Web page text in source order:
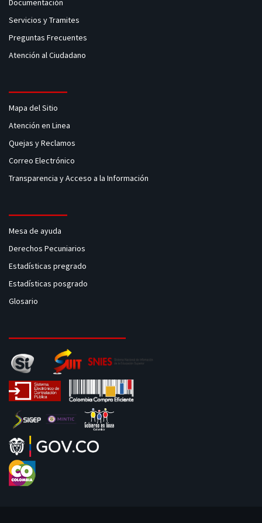
Documentación
Servicios y Tramites
Preguntas Frecuentes
Atención al Ciudadano
Mapa del Sitio
Atención en Linea
Quejas y Reclamos
Correo Electrónico
Transparencia y Acceso a la Información
Mesa de ayuda
Derechos Pecuniarios
Estadísticas pregrado
Estadísticas posgrado
Glosario